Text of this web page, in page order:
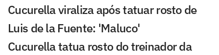
Cucurella viraliza após tatuar rosto de
Luis de la Fuente: 'Maluco'
Cucurella tatua rosto do treinador da